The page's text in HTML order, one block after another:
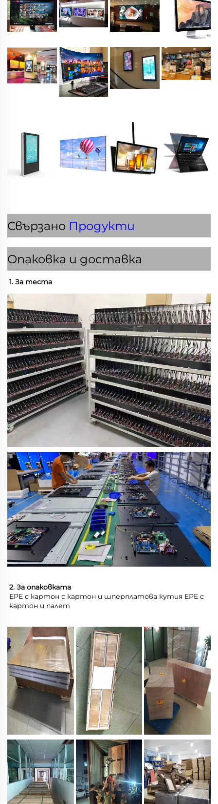
Свързано Продукти
Опаковка и доставка
1. За теста
2. За опаковката
EPE с картон с картон и шперплатова кутия EPE с
картон и палет